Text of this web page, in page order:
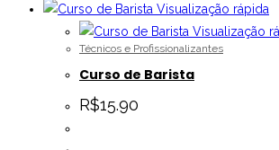
Visualização rápida
Visualização
Técnicos e Profissionalizantes
Curso de Barista
R$15.90